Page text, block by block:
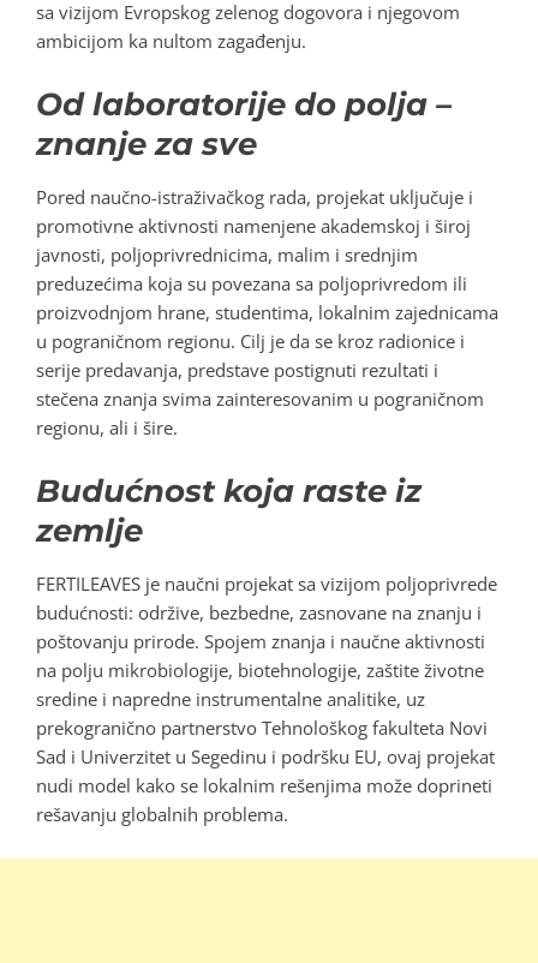
sa vizijom Evropskog zelenog dogovora i njegovom
ambicijom ka nultom zagađenju.
Od laboratorije do polja –
znanje za sve
Pored naučno-istraživačkog rada, projekat uključuje i
promotivne aktivnosti namenjene akademskoj i široj
javnosti, poljoprivrednicima, malim i srednjim
preduzećima koja su povezana sa poljoprivredom ili
proizvodnjom hrane, studentima, lokalnim zajednicama
u pograničnom regionu. Cilj je da se kroz radionice i
serije predavanja, predstave postignuti rezultati i
stečena znanja svima zainteresovanim u pograničnom
regionu, ali i šire.
Budućnost koja raste iz
zemlje
FERTILEAVES je naučni projekat sa vizijom poljoprivrede
budućnosti: održive, bezbedne, zasnovane na znanju i
poštovanju prirode. Spojem znanja i naučne aktivnosti
na polju mikrobiologije, biotehnologije, zaštite životne
sredine i napredne instrumentalne analitike, uz
prekogranično partnerstvo Tehnološkog fakulteta Novi
Sad i Univerzitet u Segedinu i podršku EU, ovaj projekat
nudi model kako se lokalnim rešenjima može doprineti
rešavanju globalnih problema.